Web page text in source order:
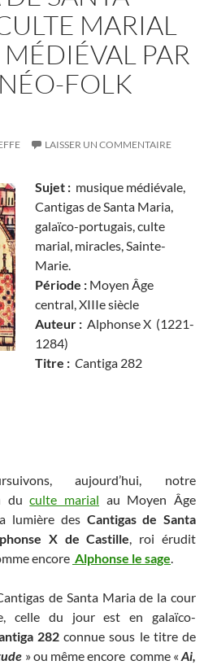
MARIAL
PAR
FOLK
LAISSER UN COMMENTAIRE
Sujet : musique médiévale,
Cantigas de Santa Maria,
galaïco-portugais, culte
marial, miracles, Sainte-
Marie.
Période : Moyen Âge
central, XIIIe siècle
Auteur : Alphonse X (1221-
1284)
Titre : Cantiga 282
aujourd’hui, notre
duculte marial au Moyen Âge
lumière des Cantigas de Santa
X de Castille, roi érudit
encore Alphonse le sage.
de Santa Maria de la cour
celle du jour est en galaïco-
282connue sous le titre de
» ou même encore comme «Ai,